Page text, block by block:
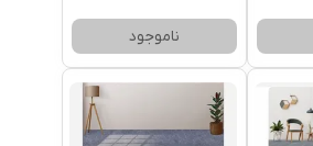
ناموجود